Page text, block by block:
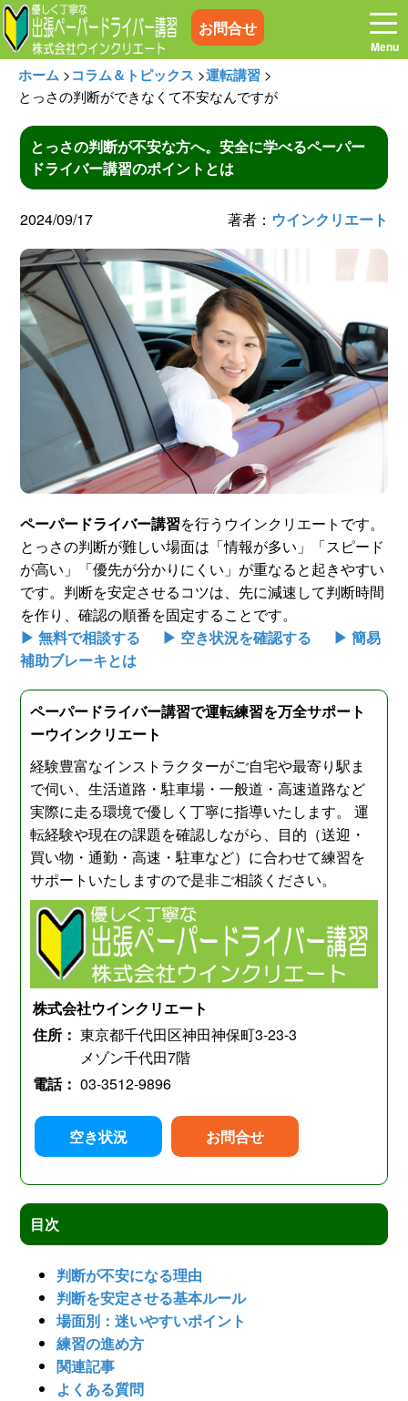
お問合せ
ホーム お電話はこちら
プログラム 講習料金
お客様の声 コラム&トピックス
よくある質問 空き状況
出張地域 メディア紹介
スタッフ紹介 申し込みフロー
簡易補助ブレーキと
は
新着情報 会社概要
ホーム >コラム＆トピックス >運転講習 >
とっさの判断ができなくて不安なんですが
とっさの判断が不安な方へ。安全に学べるペーパー
ドライバー講習のポイントとは
2024/09/17 著者： ウインクリエート
ペーパードライバー講習を行うウインクリエートです。
とっさの判断が難しい場面は「情報が多い」「スピード
が高い」「優先が分かりにくい」が重なると起きやすい
です。判断を安定させるコツは、先に減速して判断時間
を作り、確認の順番を固定することです。
▶ 無料で相談する
▶ 空き状況を確認する
▶ 簡易
補助ブレーキとは
ペーパードライバー講習で運転練習を万全サポート
ーウインクリエート
経験豊富なインストラクターがご自宅や最寄り駅ま
で伺い、生活道路・駐車場・一般道・高速道路など
実際に走る環境で優しく丁寧に指導いたします。 運
転経験や現在の課題を確認しながら、目的（送迎・
買い物・通勤・高速・駐車など）に合わせて練習を
サポートいたしますので是非ご相談ください。
株式会社ウインクリエート
住所： 東京都千代田区神田神保町3-23-3
メゾン千代田7階
電話： 03-3512-9896
空き状況 お問合せ
目次
判断が不安になる理由
判断を安定させる基本ルール
場面別：迷いやすいポイント
練習の進め方
関連記事
よくある質問